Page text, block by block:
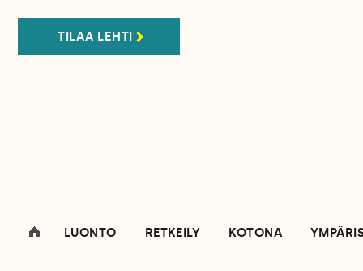
TILAA LEHTI
LUONTO RETKEILY KOTONA